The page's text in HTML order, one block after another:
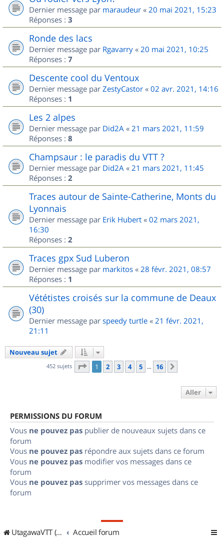
Dernier message par maraudeur « 20 mai 2021, 15:23
Réponses : 3
Ronde des lacs
Dernier message par Rgavarry « 20 mai 2021, 10:25
Réponses : 7
Descente cool du Ventoux
Dernier message par ZestyCastor « 02 avr. 2021, 14:16
Réponses : 1
Les 2 alpes
Dernier message par Did2A « 21 mars 2021, 11:59
Réponses : 8
Champsaur : le paradis du VTT ?
Dernier message par Did2A « 21 mars 2021, 11:45
Réponses : 2
Traces autour de Sainte-Catherine, Monts du
Lyonnais
Dernier message par Erik Hubert « 02 mars 2021,
16:30
Réponses : 2
Traces gpx Sud Luberon
Dernier message par markitos « 28 févr. 2021, 08:57
Réponses : 1
Vététistes croisés sur la commune de Deaux
(30)
Dernier message par speedy turtle « 21 févr. 2021,
21:11
Nouveau sujet
452 sujets Page 1sur
1 2 3 4 5 … 16
Aller
PERMISSIONS DU FORUM
Vous ne pouvez pas publier de nouveaux sujets dans ce
forum
Vous ne pouvez pas répondre aux sujets dans ce forum
Vous ne pouvez pas modifier vos messages dans ce
forum
Vous ne pouvez pas supprimer vos messages dans ce
forum
UtagawaVTT (Randos VTT et VTTAE avec traces GPS) Accueil forum